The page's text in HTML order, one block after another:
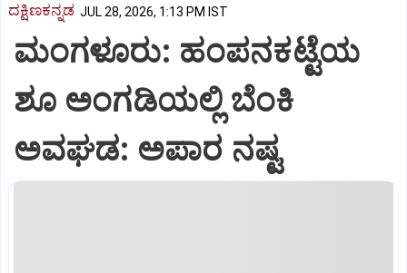
ದಕ್ಷಿಣಕನ್ನಡ JUL 28, 2026, 1:13 PM IST
ಮಂಗಳೂರು: ಹಂಪನಕಟ್ಟೆಯ
ಶೂ ಅಂಗಡಿಯಲ್ಲಿ ಬೆಂಕಿ
ಅವಘಡ: ಅಪಾರ ನಷ್ಟ